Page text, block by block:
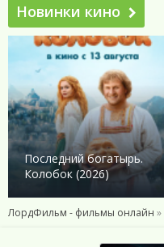
Новинки кино
Последний богатырь.
Колобок (2026)
ЛордФильм - фильмы онлайн »